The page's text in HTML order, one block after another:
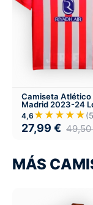
Camiseta Atlético
Madrid 2023-24
4,6 ★★★★★
27,99 € 49,50
MÁS